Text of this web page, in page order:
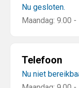
Nu gesloten.
Maandag: 9.00 -
Telefoon
Nu niet